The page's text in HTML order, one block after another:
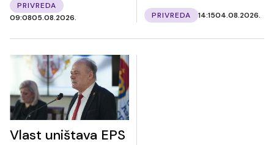
PRIVREDA
09:0805.08.2026. PRIVREDA 14:1504.08.2026.
Vlast uništava EPS